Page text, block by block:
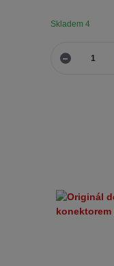
Skladem 4